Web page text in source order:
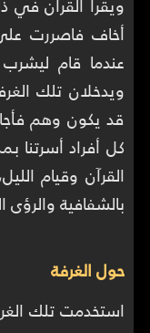
أخاف فاصررت
عندما قام
ويدخلان تلك
قد يكون وهم
كل أفراد أسرتنا
القرآن وقيام
بالشفافية
حول الغرفة
استخدمت تلك